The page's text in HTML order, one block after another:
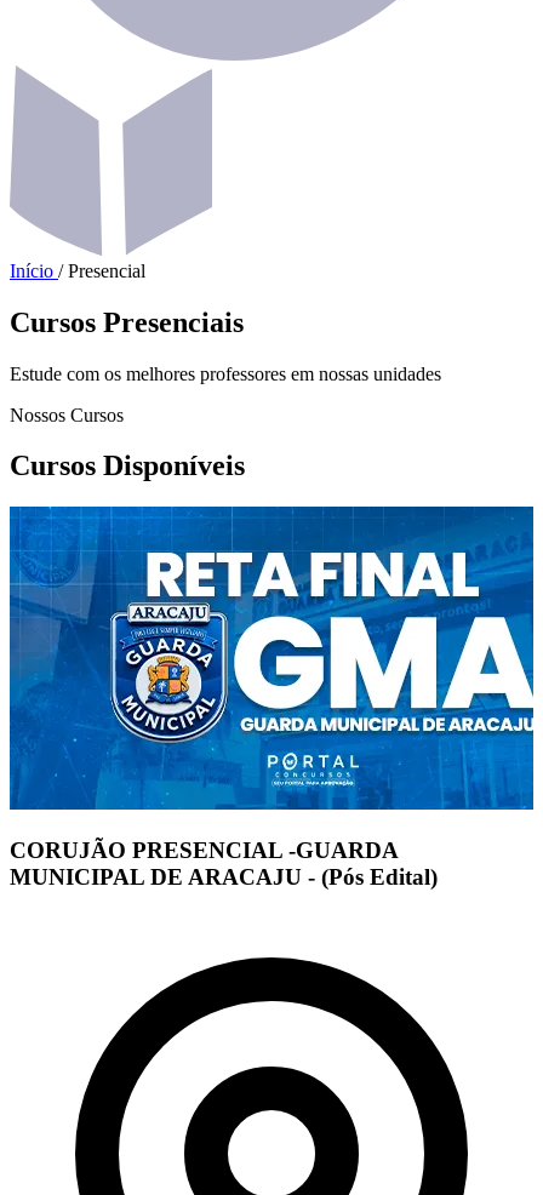
Início / Presencial
Cursos Presenciais
Estude com os melhores professores em nossas unidades
Nossos Cursos
Cursos Disponíveis
CORUJÃO PRESENCIAL -GUARDA
MUNICIPAL DE ARACAJU - (Pós Edital)